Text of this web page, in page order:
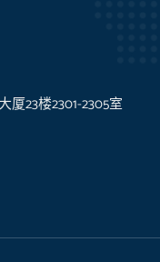
厦23楼2301-2305室